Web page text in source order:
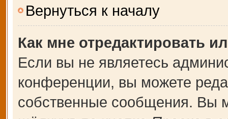
Вернуться к началу
Как мне отредактировать
Если вы не являетесь
конференции, вы можете
собственные сообщения. Вы